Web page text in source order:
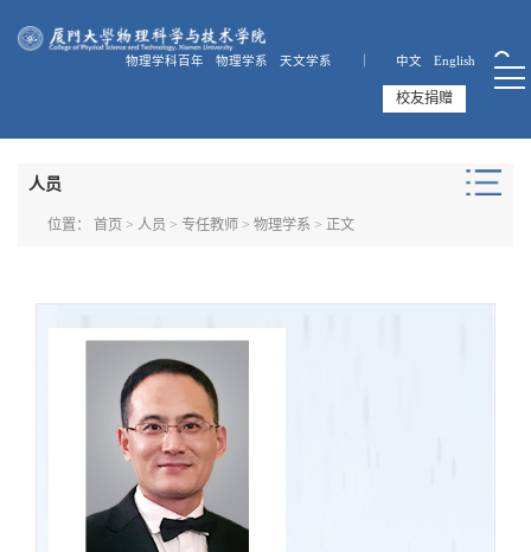
物理学科百年 物理学系 天文学系 ｜ 中文 English
校友捐赠
人员
位置： 首页 > 人员 > 专任教师 > 物理学系 > 正文